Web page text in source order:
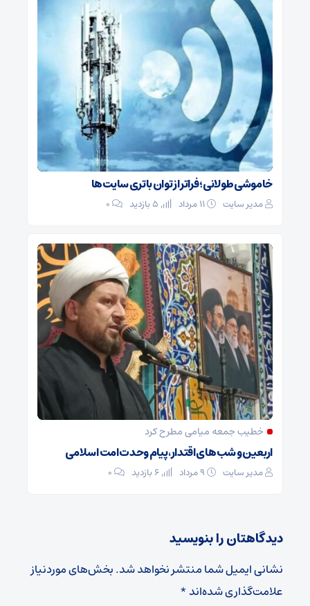
خاموشی طولانی؛ فراتر از توان باتری سایت‌ها
مدیر سایت ۰
خطیب جمعه میامی مطرح کرد
اربعین و شب‌های اقتدار، پیام وحدت امت اسلامی
مدیر سایت ۰
دیدگاهتان را بنویسید
نشانی ایمیل شما منتشر نخواهد شد.بخش‌های موردنیاز
علامت‌گذاری شده‌اند*